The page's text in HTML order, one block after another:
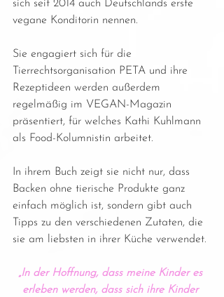
sich seit 2014 auch Deutschlands erste
vegane Konditorin nennen.
Sie engagiert sich für die
Tierrechtsorganisation PETA und ihre
Rezeptideen werden außerdem
regelmäßig im VEGAN-Magazin
präsentiert, für welches Kathi Kuhlmann
als Food-Kolumnistin arbeitet.
In ihrem Buch zeigt sie nicht nur, dass
Backen ohne tierische Produkte ganz
einfach möglich ist, sondern gibt auch
Tipps zu den verschiedenen Zutaten, die
sie am liebsten in ihrer Küche verwendet.
„In der Hoffnung, dass meine Kinder es
erleben werden, dass sich ihre Kinder